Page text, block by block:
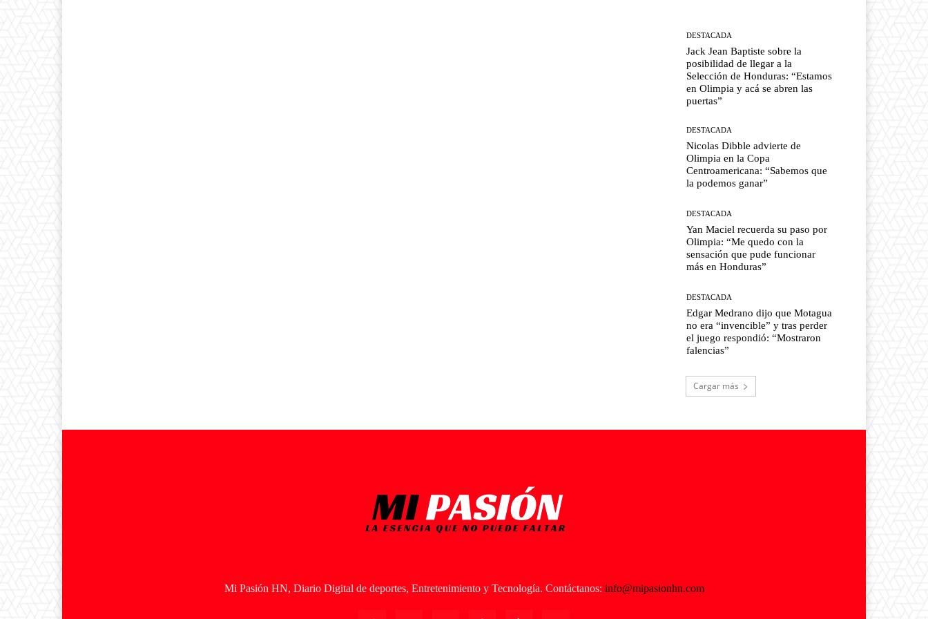
DESTACADA
Jack Jean Baptiste sobre la
posibilidad de llegar a la
Selección de Honduras: “Estamos
en Olimpia y acá se abren las
puertas”
DESTACADA
Nicolas Dibble advierte de
Olimpia en la Copa
Centroamericana: “Sabemos que
la podemos ganar”
DESTACADA
Yan Maciel recuerda su paso por
Olimpia: “Me quedo con la
sensación que pude funcionar
más en Honduras”
DESTACADA
Edgar Medrano dijo que Motagua
no era “invencible” y tras perder
el juego respondió: “Mostraron
falencias”
Cargar más
Mi Pasión HN, Diario Digital de deportes, Entretenimiento y Tecnología. Contáctanos: info@mipasionhn.com